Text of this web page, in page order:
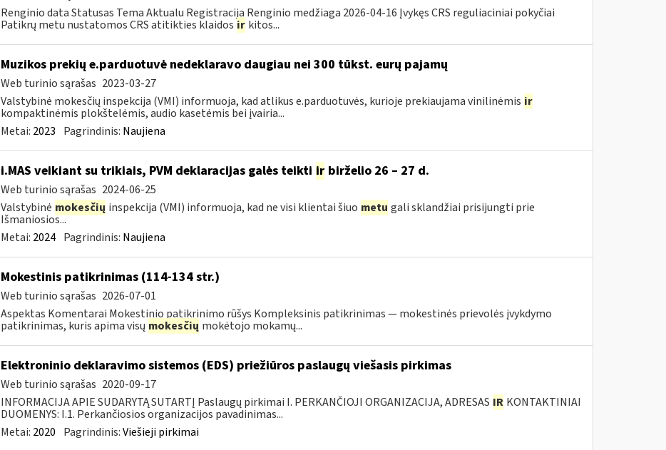
Renginio data Statusas Tema Aktualu Registracija Renginio medžiaga 2026-04-16 Įvykęs CRS reguliaciniai pokyčiai
Patikrų metu nustatomos CRS atitikties klaidos ir kitos...
Muzikos prekių e.parduotuvė nedeklaravo daugiau nei 300 tūkst. eurų pajamų
Web turinio sąrašas 2023-03-27
Valstybinė mokesčių inspekcija (VMI) informuoja, kad atlikus e.parduotuvės, kurioje prekiaujama vinilinėmis ir
kompaktinėmis plokštelėmis, audio kasetėmis bei įvairia...
Metai: 2023 Pagrindinis: Naujiena
i.MAS veikiant su trikiais, PVM deklaracijas galės teikti irbirželio 26 – 27 d.
Web turinio sąrašas 2024-06-25
Valstybinė mokesčių inspekcija (VMI) informuoja, kad ne visi klientai šiuo metu gali sklandžiai prisijungti prie
Išmaniosios...
Metai: 2024 Pagrindinis: Naujiena
Mokestinis patikrinimas (114-134 str.)
Web turinio sąrašas 2026-07-01
Aspektas Komentarai Mokestinio patikrinimo rūšys Kompleksinis patikrinimas — mokestinės prievolės įvykdymo
patikrinimas, kuris apima visų mokesčių mokėtojo mokamų...
Elektroninio deklaravimo sistemos (EDS) priežiūros paslaugų viešasis pirkimas
Web turinio sąrašas 2020-09-17
INFORMACIJA APIE SUDARYTĄ SUTARTĮ Paslaugų pirkimai I. PERKANČIOJI ORGANIZACIJA, ADRESAS IR KONTAKTINIAI
DUOMENYS: I.1. Perkančiosios organizacijos pavadinimas...
Metai: 2020 Pagrindinis:Viešieji pirkimai